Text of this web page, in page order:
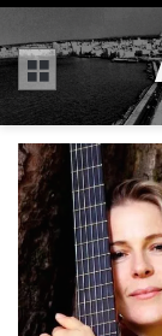
Menú